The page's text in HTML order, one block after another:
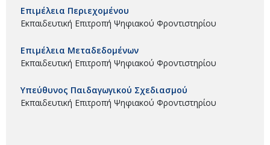
Επιμέλεια Περιεχομένου
Εκπαιδευτική Επιτροπή Ψηφιακού Φροντιστηρίου
Επιμέλεια Μεταδεδομένων
Εκπαιδευτική Επιτροπή Ψηφιακού Φροντιστηρίου
Υπεύθυνος Παιδαγωγικού Σχεδιασμού
Εκπαιδευτική Επιτροπή Ψηφιακού Φροντιστηρίου